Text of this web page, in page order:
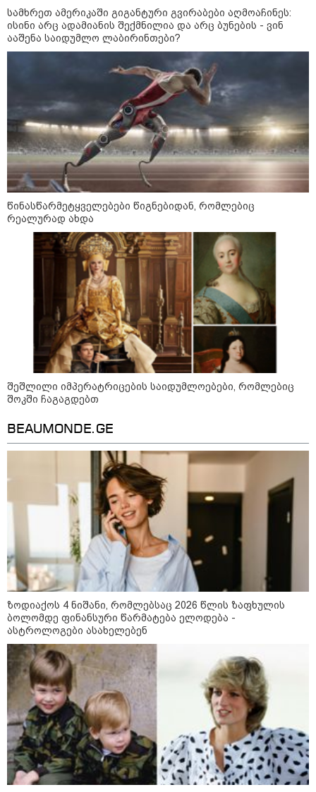
ფული ამ ზოდიაქოს ნიშნების
ხელში აღმოჩნდება: ვინ
გამდიდრდება?
როგორ ჩავიცვათ 40 წლის
შემდეგ: მილიონერების
სტილისტის 8 ოქროს წესი და
აუცილებელი სამოსი
მსოფლიო
უძველესი სენი და ეპიდემია: აშშ-ში
ერთდროულად კეთრს და ნაწლავურ
ინფექციას ებრძვიან - რა უნდა ვიცოდეთ
და რამდენად სახიფათოა
21:17 / 08-08-2026
აშშ-მა საქართველოში
დაფუძნებული კრიპტოკომპანია
დაასანქცირა
18:35 / 08-08-2026
"ბულგარეთის საჰაერო
სივრცეში დრონი აფეთქდა" -
ბულგარეთის პრემიერ-მინისტრი
სამხრეთ ამერიკაში გიგანტური გვირაბები აღმოაჩინეს:
ისინი არც ადამიანის შექმნილია და არც ბუნების - ვინ
ააშენა საიდუმლო ლაბირინთები?
წინასწარმეტყველებები წიგნებიდან, რომლებიც
რეალურად ახდა
შეშლილი იმპერატრიცების საიდუმლოებები, რომლებიც
შოკში ჩაგაგდებთ
BEAUMONDE.GE
ზოდიაქოს 4 ნიშანი, რომლებსაც 2026 წლის ზაფხულის
ბოლომდე ფინანსური წარმატება ელოდება -
ასტროლოგები ასახელებენ